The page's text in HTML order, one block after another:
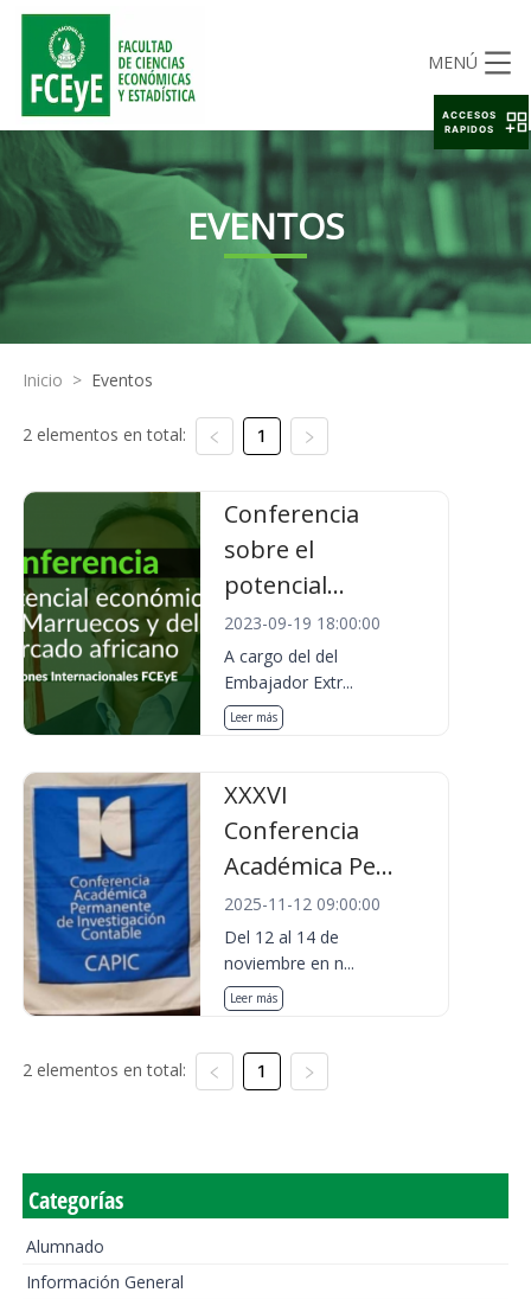
MENÚ
EVENTOS
Inicio > Eventos
2 elementos en total: 1
Conferencia
sobre el
potencial...
2023-09-19 18:00:00
A cargo del del
Embajador Extr...
Leer más
XXXVI
Conferencia
Académica Pe...
2025-11-12 09:00:00
Del 12 al 14 de
noviembre en n...
Leer más
2 elementos en total: 1
Categorías
Alumnado
Información General
ACCESOS
RAPIDOS